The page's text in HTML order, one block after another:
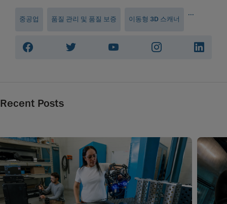
중공업 품질 관리 및 품질 보증 이동형 3D 스캐너
...
Recent Posts